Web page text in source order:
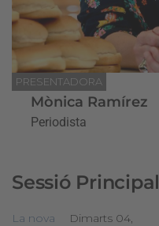
PRESENTADORA
Mònica Ramírez
Periodista
Sessió Principal
La nova
Dimarts 04,